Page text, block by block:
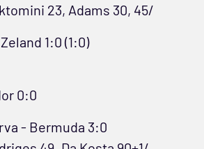
23, Adams 30, 45/
1:0 (1:0)
0:0
- Bermuda 3:0